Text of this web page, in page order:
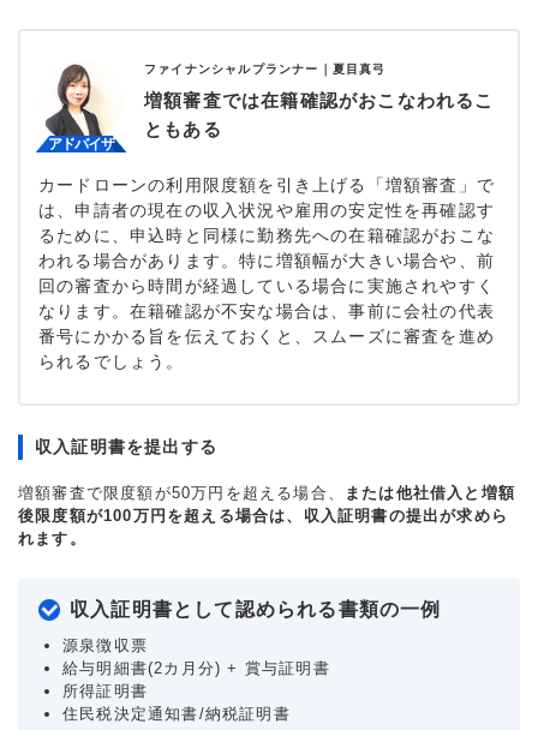
ファイナンシャルプランナー｜ 夏目真弓
増額審査では在籍確認がおこなわれるこ
ともある
カードローンの利用限度額を引き上げる「増額審査」で
は、申請者の現在の収入状況や雇用の安定性を再確認す
るために、申込時と同様に勤務先への在籍確認がおこな
われる場合があります。特に増額幅が大きい場合や、前
回の審査から時間が経過している場合に実施されやすく
なります。在籍確認が不安な場合は、事前に会社の代表
番号にかかる旨を伝えておくと、スムーズに審査を進め
られるでしょう。
収入証明書を提出する
増額審査で限度額が50万円を超える場合、
または他社借入と増額
後限度額が100万円を超える場合は、収入証明書の提出が求めら
れます。
収入証明書として認められる書類の一例
源泉徴収票
給与明細書(2カ月分) + 賞与証明書
所得証明書
住民税決定通知書/納税証明書